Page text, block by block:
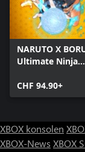
NARUTO X
Ultimate Ninja
CONNECTIONS
Ultimate Edition
CHF 94.90+
XBOX konsolen
XBOX-News XBOX